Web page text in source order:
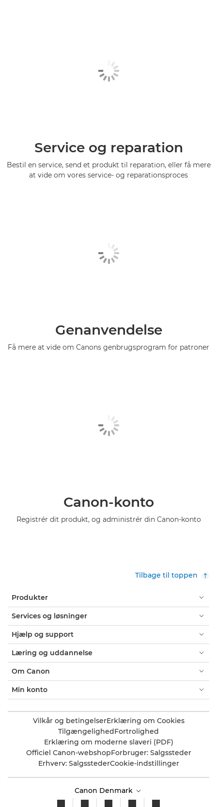
Service og reparation
Bestil en service, send et produkt til reparation, eller få mere
at vide om vores service- og reparationsproces
Genanvendelse
Få mere at vide om Canons genbrugsprogram for patroner
Canon-konto
Registrér dit produkt, og administrér din Canon-konto
Tilbage til toppen
Produkter
Services og løsninger
Hjælp og support
Læring og uddannelse
Om Canon
Min konto
Vilkår og betingelserErklæring om Cookies
TilgængelighedFortrolighed
Erklæring om moderne slaveri (PDF)
Officiel Canon-webshopForbruger: Salgssteder
Erhverv: SalgsstederCookie-indstillinger
Canon Denmark